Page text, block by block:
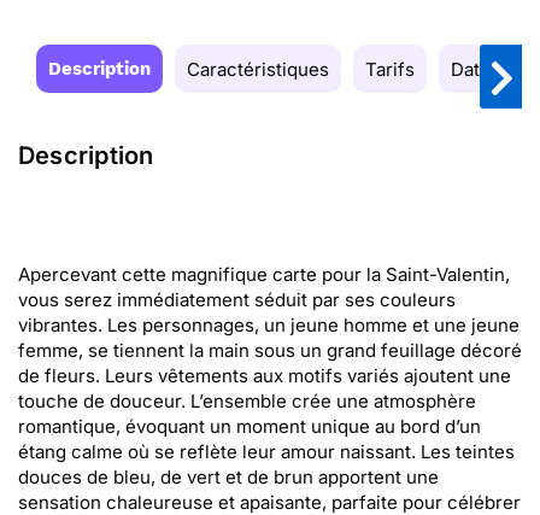
Description Caractéristiques Tarifs Date de
Description
Apercevant cette magnifique carte pour la Saint-Valentin,
vous serez immédiatement séduit par ses couleurs
vibrantes. Les personnages, un jeune homme et une jeune
femme, se tiennent la main sous un grand feuillage décoré
de fleurs. Leurs vêtements aux motifs variés ajoutent une
touche de douceur. L’ensemble crée une atmosphère
romantique, évoquant un moment unique au bord d’un
étang calme où se reflète leur amour naissant. Les teintes
douces de bleu, de vert et de brun apportent une
sensation chaleureuse et apaisante, parfaite pour célébrer